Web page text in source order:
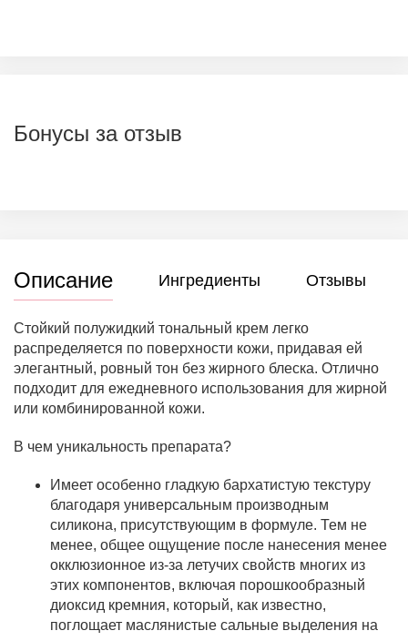
Бонусы за отзыв
Описание Ингредиенты Отзывы
Стойкий полужидкий тональный крем легко
распределяется по поверхности кожи, придавая ей
элегантный, ровный тон без жирного блеска. Отлично
подходит для ежедневного использования для жирной
или комбинированной кожи.
В чем уникальность препарата?
Имеет особенно гладкую бархатистую текстуру
благодаря универсальным производным
силикона, присутствующим в формуле. Тем не
менее, общее ощущение после нанесения менее
окклюзионное из-за летучих свойств многих из
этих компонентов, включая порошкообразный
диоксид кремния, который, как известно,
поглощает маслянистые сальные выделения на